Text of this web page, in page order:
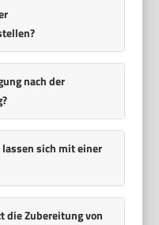
nach der
sich mit einer
die Zubereitung von